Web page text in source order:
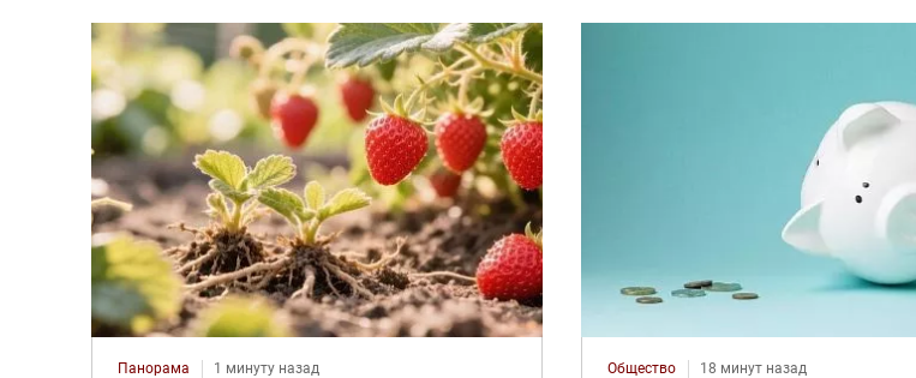
Панорама 1 минуту назад Общество 18 минут назад